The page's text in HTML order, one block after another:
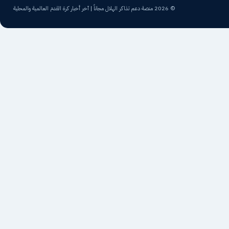
© 2026 منصة دعم تذاكر الهلال مجاناً | آخر أخبار كرة القدم العالمية والمحلية